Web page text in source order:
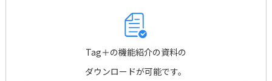
Tag＋の機能紹介の資料の
ダウンロードが可能です。